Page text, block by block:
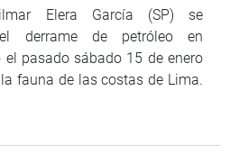
Elera García (SP) se
derrame de petróleo en
pasado sábado 15 de enero
fauna de las costas de Lima.